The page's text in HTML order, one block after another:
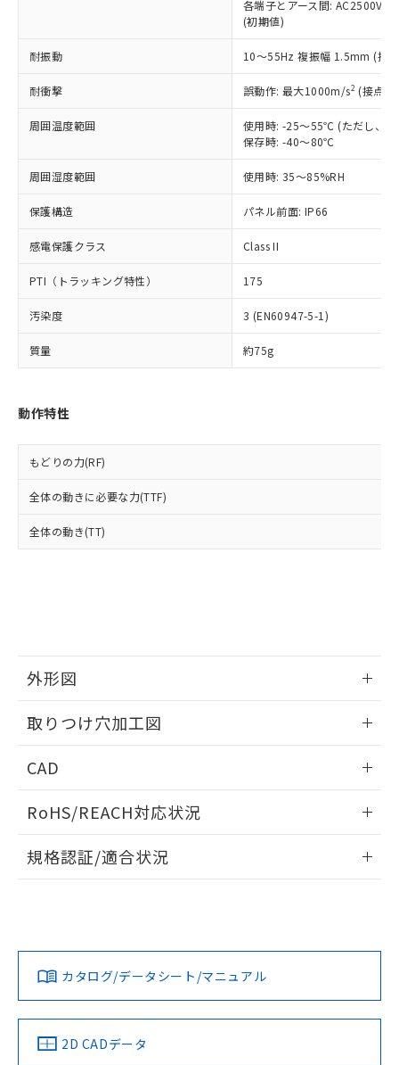
各端子とアース間: AC2500V
(初期値)
耐振動 10～55Hz 複振幅 1.5mm (接
耐衝撃 誤動作: 最大1000m/s2 (接点
周囲温度範囲
使用時: -25～55℃ (ただし、氷
保存時: -40～80℃
周囲湿度範囲 使用時: 35～85%RH
保護構造 パネル前面: IP66
感電保護クラス Class II
PTI（トラッキング特性） 175
汚染度 3 (EN60947-5-1)
質量 約75g
動作特性
もどりの力(RF)
全体の動きに必要な力(TTF)
全体の動き(TT)
外形図
取りつけ穴加工図
CAD
ドすることができます。
ログイン/会員登録
ダウンロードデータをご利用いただく前に、以下を必ずお読
みください。
ソフトウェアの使用条件
RoHS/REACH対応状況
EU RoHS 注意事項・凡例
対応済み
中国 RoHS 注意事項・凡例
規格認証/適合状況
カタログ/データシート/マニュアル
2D CADデータ
ことをご了承ください。
在庫状況および標準価格照会結果は、
タに基づき作成されるものであり、閲
覧された時点での実際の在庫および標
正式な納期状況および標準価格はお客
様のお取引先、またはお客様担当のオ
ムロン制御機器販売店・当社販売員に
オムロン制御機器販売店や当社販売拠
販売ネットワーク
」をご確認
ください。
在庫状況および標準価格結果を当社の
事前の承諾なく第三者に漏洩または開
示しないようお願いします。
マイパーツ機能（部品リスト作成サー
ビス）をご利用いただくには、I-Web
メンバーズにご登録されている必要が
および当社の共同利用者が、当社の製
品・サービスに関するお客様との取
をご了承ください。
の共同利用に関して"
用者の範囲」に記載されている法人を
むを得ず変更することがあります。
鉛(Pb) 1000ppm以下、 水銀(Hg) 1000ppm以下、 カド
六価クロム(Cr(Ⅵ)) 1000ppm以下、ポリ臭化ビフェニル
類(PBB) 1000ppm以下、ポリ臭化ジフェニルエーテル類
(PBDE) 1000ppm以下、フタル酸ビス(2-エチルヘキシ
ル) (DEHP)(別名：DOP) 1000ppm以下、フタル酸ブチ
ルベンジル（BBP） 1000ppm以下、フタル酸ジブチル
（DBP） 1000ppm以下、フタル酸ジイソブチル
(DIBP) 1000ppm以下
但し、RoHS指令で産業用監視および制御機器に対する
フタル酸エステル類の４物質については閾値を超える意
図的な使用がないことを確認しています。
※2 対応予定月
部品在庫の切り替え状況などにより、予定
月が前後することがあります。
とができます。
EU RoHS指令（10物質）の非含有証明書
51物質の非含有証明書（当社基準）
※本証明書は発行日時点で非含有を証明す
欄に対応日を記載しておりました。
既に当社にて対応品への在庫切替を完了
り、2022年1月12日より割愛しておりま
す。
「－」：未確認です。当社販売部門へお問
*中国RoHS10物質の基準値 (GB/T26572)：
Pb(鉛) :1000ppm、 Hg(水銀) : 1000ppm、 Cd(カドミウ
Cr(Ⅵ)(六価クロム) : 1000ppm、 PBBs(ポリ臭化ビフェ
ニル類) : 1000ppm、 PBDEs(ポリ臭化ジフェニルエーテ
ル) : 1000ppm、
DEHP(フタル酸ビス(2-エチルヘキシル)) : 1000ppm
※2 環境保護使用期限
「ｅ」：有害物質（10物質）のすべてが基
準値以下であることを示します。
「10」：通常の使用状況下において有害物
質が外部に漏えいし、環境に深刻な影響を
及ぼさない年数を意味します。
当社は、これら貴社製品のうち、外国
為替および外国貿易法に定める商品
（以下｢規制貨物等」という）を輸出
または国外への提供する場合は、日本
国政府の輸出許可(または役務取引許
可)を取得するなどの必要な手続きを
当社は規制貨物を破棄する場合は、完
いよう必要な手段を講じます。
当社は貴社製品を、核兵器、ミサイ
ル、化学兵器、生物兵器またはその他
武器並びにこれらの製造装置等に一切
使用いたしません。
当社は、貴社製品を第三者に販売する
場合は、上記1、2および3の内容を当
該第三者に通知します。また当社は、
販売先および販売に係わる関係者が違
り引きをいたしません。
○ 一定数以上の在庫あり
△ 一定数には満たないが在庫あり
在庫なし(最新の在庫状況につ
いては、お客様のお取引先、ま
たはお客様担当のオムロン制御
機器販売店・当社販売員にご確
認ください)
受注生産機種、また在庫状況の
情報を公開していない機種